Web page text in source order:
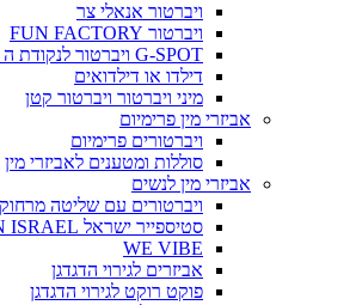
ויברטור אנאלי צר
ויברטור FUN FACTORY
G-SPOT ויברטור לנקודת ה ג'י
דילדו או דילדואים
מיני ויברטור ויברטור קטן
אביזרי מין פרימיום
ויברטורים פרימיום
סוללות ומטענים לאביזרי מין
אביזרי מין לנשים
ויברטורים עם שליטה מרחוק
סטיספייר ישראל SATISFYER IN ISRAEL
WE VIBE
אביזרים לגירוי הדגדגן
פוקט רוקט לגירוי הדגדגן